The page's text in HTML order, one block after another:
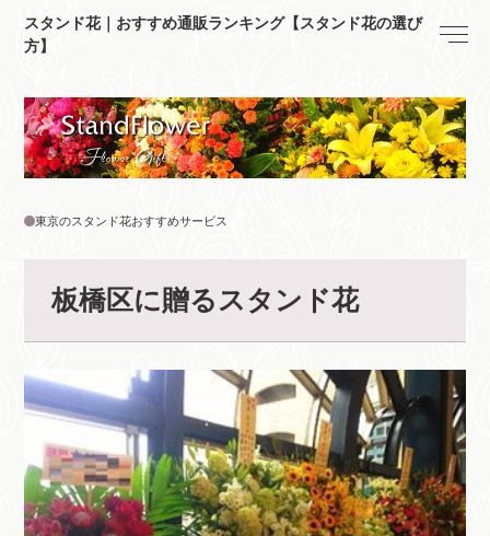
スタンド花｜おすすめ通販ランキング【スタンド花の選び
方】
東京のスタンド花おすすめサービス
板橋区に贈るスタンド花